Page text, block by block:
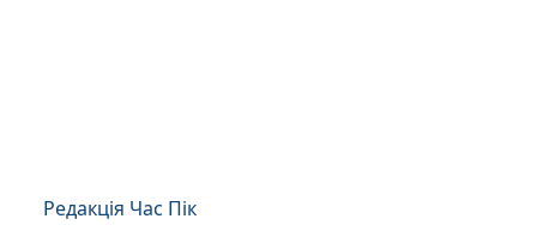
Редакція Час Пік